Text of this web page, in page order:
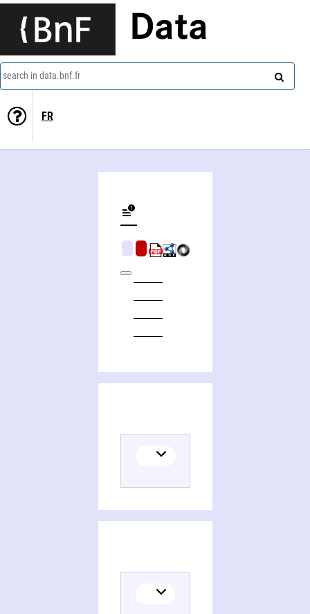
Data
search in data.bnf.fr
FR